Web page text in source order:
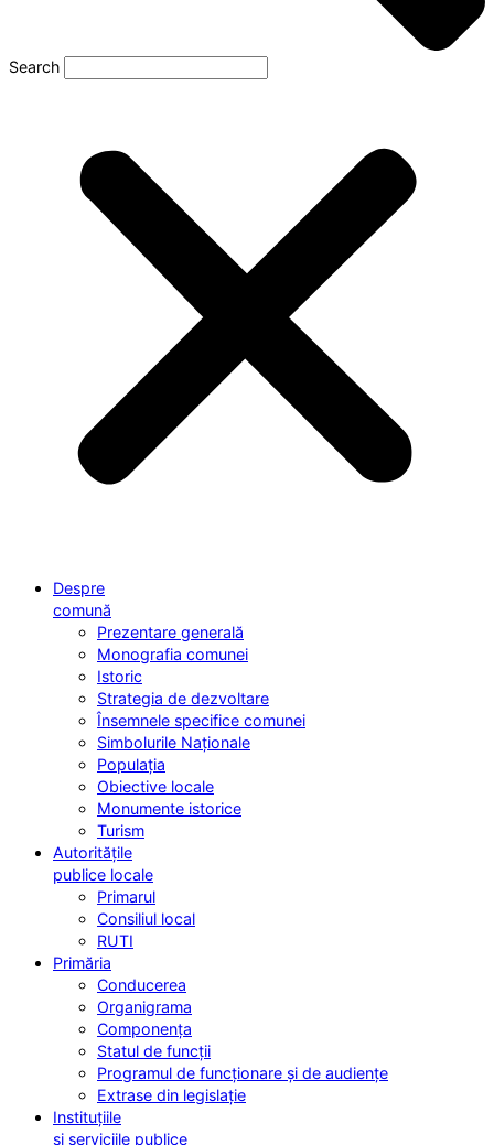
Search
Despre
comună
Prezentare generală
Monografia comunei
Istoric
Strategia de dezvoltare
Însemnele specifice comunei
Simbolurile Naționale
Populația
Obiective locale
Monumente istorice
Turism
Autoritățile
publice locale
Primarul
Consiliul local
RUTI
Primăria
Conducerea
Organigrama
Componența
Statul de funcții
Programul de funcționare și de audiențe
Extrase din legislație
Instituțiile
și serviciile publice